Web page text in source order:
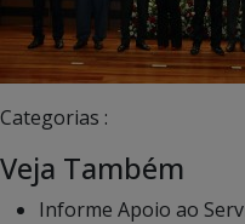
Categorias :
Veja Também
Informe Apoio ao